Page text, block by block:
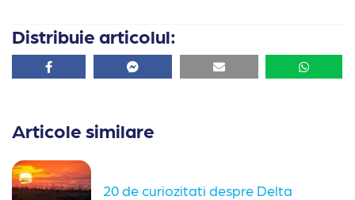
Distribuie articolul:
Facebook Facebook Email
Articole similare
20 de curiozitati despre Delta